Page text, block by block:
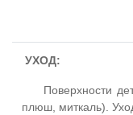
УХОД:
Поверхности
плюш, миткаль).